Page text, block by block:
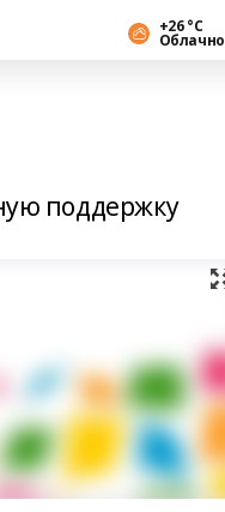
+26 °С
Облачно
поддержку